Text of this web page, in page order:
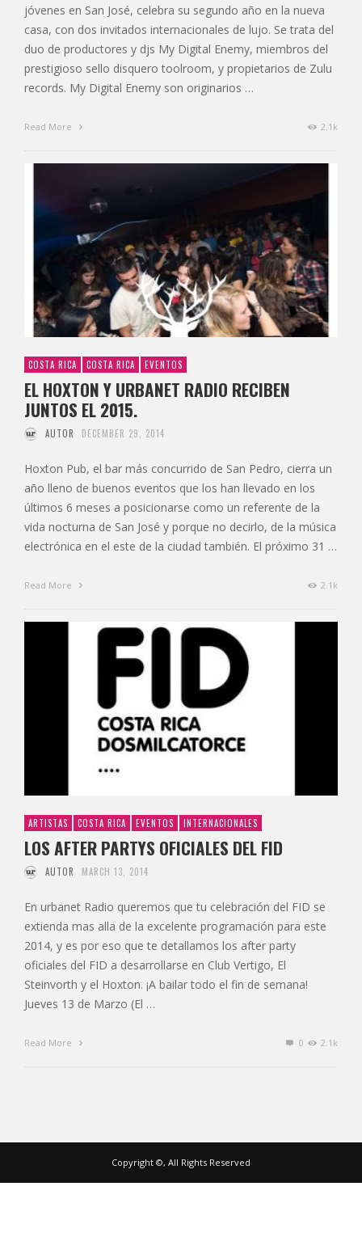
jóvenes en San José, celebra su segundo año en la nueva
casa, con dos invitados internacionales de lujo. Se trata del
duo de productores y djs My Digital Enemy, miembros del
prestigioso sello disquero toolroom, y propietarios de Zulu
records. My Digital Enemy son originarios …
Read More 2.1k
COSTA RICA COSTA RICA EVENTOS
EL HOXTON Y URBANET RADIO RECIBEN
JUNTOS EL 2015.
AUTOR DECEMBER 29, 2014
Hoxton Pub, el bar más concurrido de San Pedro, cierra un
año lleno de buenos eventos que los han llevado en los
últimos 6 meses a posicionarse como un referente de la
vida nocturna de San José y porque no decirlo, de la música
electrónica en el este de la ciudad también. El próximo 31 …
Read More 2.1k
ARTISTAS COSTA RICA EVENTOS INTERNACIONALES
LOS AFTER PARTYS OFICIALES DEL FID
AUTOR MARCH 13, 2014
En urbanet Radio queremos que tu celebración del FID se
extienda mas alla de la excelente programación para este
2014, y es por eso que te detallamos los after party
oficiales del FID a desarrollarse en Club Vertigo, El
Steinvorth y el Hoxton. ¡A bailar todo el fin de semana!
Jueves 13 de Marzo (El …
Read More 0 2.1k
Copyright ©, All Rights Reserved